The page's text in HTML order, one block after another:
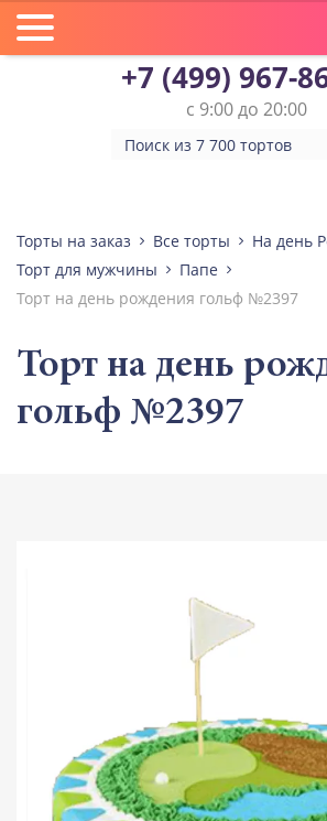
+7 (499) 967-
с 9:00 до 20:00
Торты на заказ Все торты
На день
Торт для мужчины
Папе
Торт на день рождения гольф №2397
Торт на день
гольф №2397